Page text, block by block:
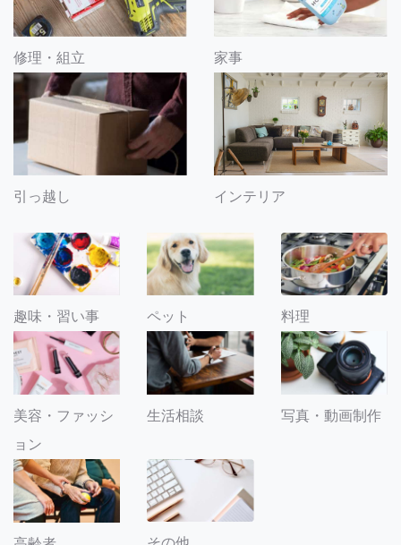
修理・組立 家事
引っ越し インテリア
趣味・習い事 ペット 料理
美容・ファッシ
ョン
生活相談 写真・動画制作